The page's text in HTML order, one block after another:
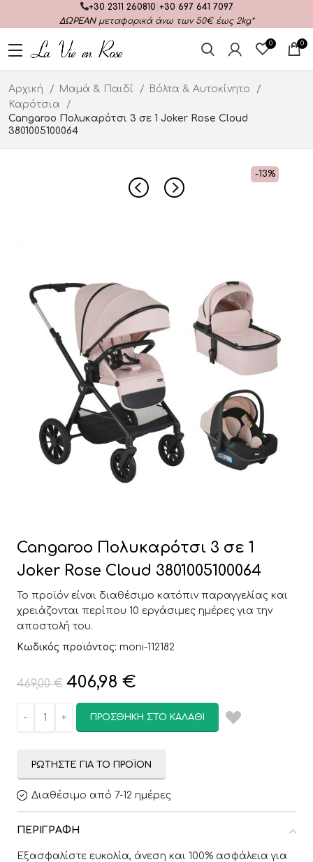
+30 2311 260810 +30 697 641 7097
ΔΩΡΕΑΝμεταφορικά άνω των 50€ έως 2kg*
0 0
Αρχική Μαμά & Παιδί
Βόλτα & Αυτοκίνητο
Καρότσια
Cangaroo Πολυκαρότσι 3 σε 1 Joker Rose Cloud
3801005100064
-13%
Cangaroo Πολυκαρότσι 3 σε 1
Joker Rose Cloud 3801005100064
Το προϊόν είναι διαθέσιμο κατόπιν παραγγελίας και
χρειάζονται περίπου 10 εργάσιμες ημέρες για την
αποστολή του.
Κωδικός προϊόντος: moni-112182
469,00€ 406,98 €
ΠΡΟΣΘΉΚΗ ΣΤΟ ΚΑΛΆΘΙ
ΡΩΤΉΣΤΕ ΓΙΑ ΤΟ ΠΡΟΪΌΝ
Διαθέσιμο από 7-12 ημέρες
ΠΕΡΙΓΡΑΦΉ
Εξασφαλίστε ευκολία, άνεση και 100% ασφάλεια για